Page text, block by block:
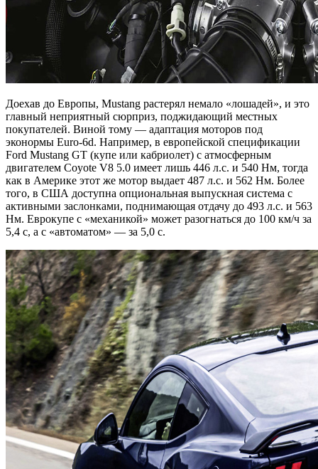
Доехав до Европы, Mustang растерял немало «лошадей», и это
главный неприятный сюрприз, поджидающий местных
покупателей. Виной тому — адаптация моторов под
эконормы Euro-6d. Например, в европейской спецификации
Ford Mustang GT (купе или кабриолет) с атмосферным
двигателем Coyote V8 5.0 имеет лишь 446 л.с. и 540 Нм, тогда
как в Америке этот же мотор выдает 487 л.с. и 562 Нм. Более
того, в США доступна опциональная выпускная система с
активными заслонками, поднимающая отдачу до 493 л.с. и 563
Нм. Еврокупе с «механикой» может разогнаться до 100 км/ч за
5,4 с, а с «автоматом» — за 5,0 с.